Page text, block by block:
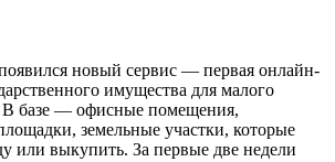
новый сервис — первая онлайн-
имущества для малого
В базе — офисные помещения,
земельные участки, которые
или выкупить. За первые две недели